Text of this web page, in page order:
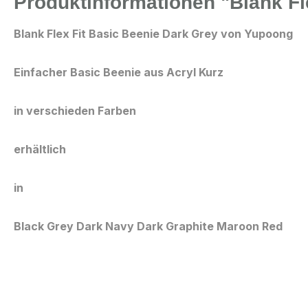
Blank Flex Fit Basic Beenie Dark Grey von Yupoong
Einfacher Basic Beenie aus Acryl Kurz
in verschieden Farben
erhältlich
in
Black Grey Dark Navy Dark Graphite Maroon Red